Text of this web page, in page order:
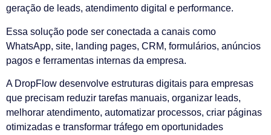
geração de leads, atendimento digital e performance.
Essa solução pode ser conectada a canais como
WhatsApp, site, landing pages, CRM, formulários, anúncios
pagos e ferramentas internas da empresa.
A DropFlow desenvolve estruturas digitais para empresas
que precisam reduzir tarefas manuais, organizar leads,
melhorar atendimento, automatizar processos, criar páginas
otimizadas e transformar tráfego em oportunidades